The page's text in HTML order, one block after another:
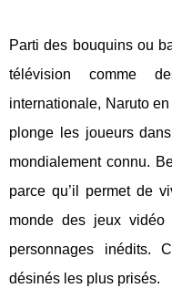
Parti des bouquins ou
télévision comme
internationale, Naruto
plonge les joueurs
mondialement connu.
parce qu’il permet de
monde des jeux vidéo
personnages inédits.
désinés les plus prisés.